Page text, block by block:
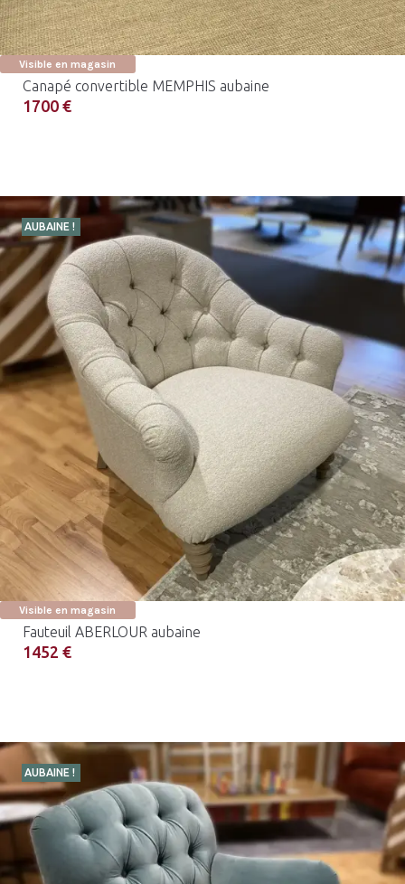
Visible en magasin
Canapé convertible MEMPHIS aubaine
1700 €
AUBAINE !
Visible en magasin
Fauteuil ABERLOUR aubaine
1452 €
AUBAINE !